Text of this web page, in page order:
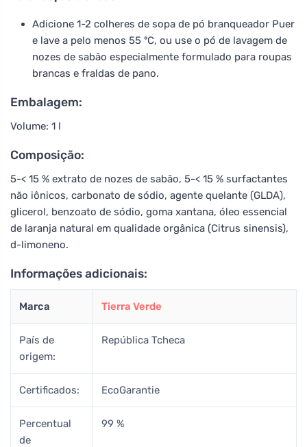
Adicione 1-2 colheres de sopa de pó branqueador Puer
e lave a pelo menos 55 ºC, ou use o pó de lavagem de
nozes de sabão especialmente formulado para roupas
brancas e fraldas de pano.
Embalagem:
Volume: 1 l
Composição:
5-< 15 % extrato de nozes de sabão, 5-< 15 % surfactantes
não iônicos, carbonato de sódio, agente quelante (GLDA),
glicerol, benzoato de sódio, goma xantana, óleo essencial
de laranja natural em qualidade orgânica (Citrus sinensis),
d-limoneno.
Informações adicionais:
Marca Tierra Verde
País de
origem:
República Tcheca
Certificados: EcoGarantie
Percentual
de
99 %